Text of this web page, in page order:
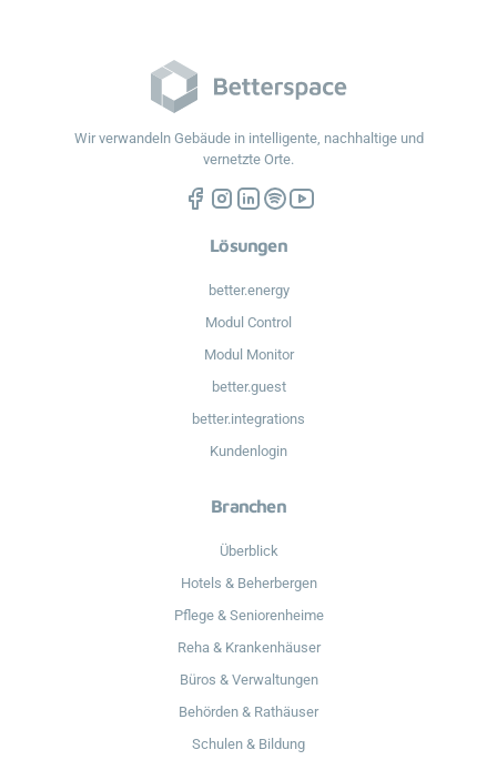
Wir verwandeln Gebäude in intelligente, nachhaltige und
vernetzte Orte.
Lösungen
better.energy
Modul Control
Modul Monitor
better.guest
better.integrations
Kundenlogin
Branchen
Überblick
Hotels & Beherbergen
Pflege & Seniorenheime
Reha & Krankenhäuser
Büros & Verwaltungen
Behörden & Rathäuser
Schulen & Bildung